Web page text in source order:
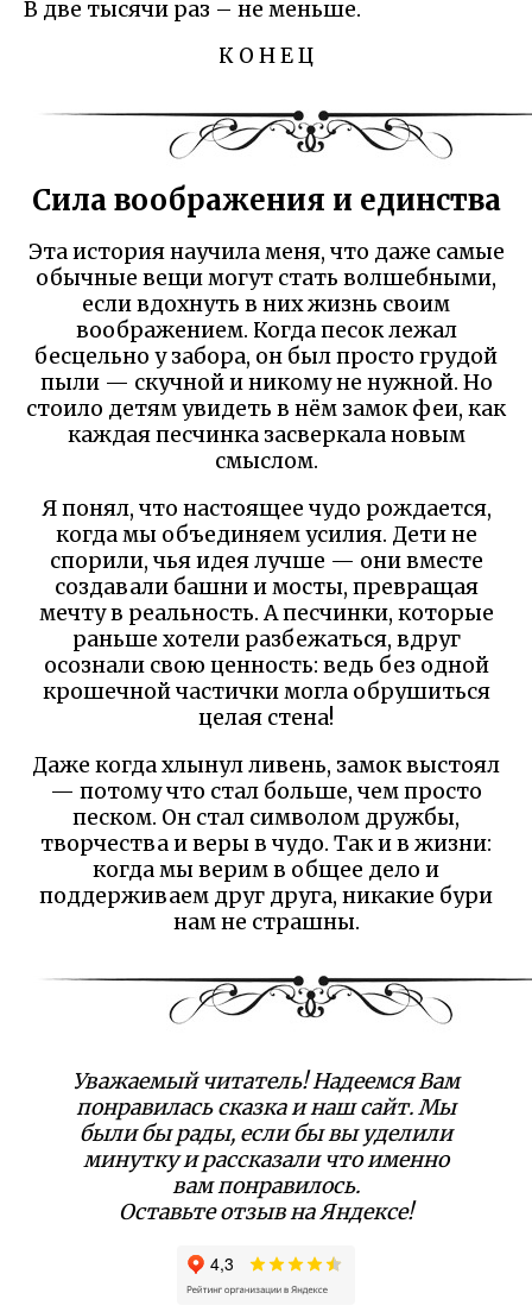
В две тысячи раз – не меньше.
К О Н Е Ц
Сила воображения и единства
Эта история научила меня, что даже самые
обычные вещи могут стать волшебными,
если вдохнуть в них жизнь своим
воображением. Когда песок лежал
бесцельно у забора, он был просто грудой
пыли — скучной и никому не нужной. Но
стоило детям увидеть в нём замок феи, как
каждая песчинка засверкала новым
смыслом.
Я понял, что настоящее чудо рождается,
когда мы объединяем усилия. Дети не
спорили, чья идея лучше — они вместе
создавали башни и мосты, превращая
мечту в реальность. А песчинки, которые
раньше хотели разбежаться, вдруг
осознали свою ценность: ведь без одной
крошечной частички могла обрушиться
целая стена!
Даже когда хлынул ливень, замок выстоял
— потому что стал больше, чем просто
песком. Он стал символом дружбы,
творчества и веры в чудо. Так и в жизни:
когда мы верим в общее дело и
поддерживаем друг друга, никакие бури
нам не страшны.
Уважаемый читатель! Надеемся Вам
понравилась сказка и наш сайт. Мы
были бы рады, если бы вы уделили
минутку и рассказали что именно
вам понравилось.
Оставьте отзыв на Яндексе!